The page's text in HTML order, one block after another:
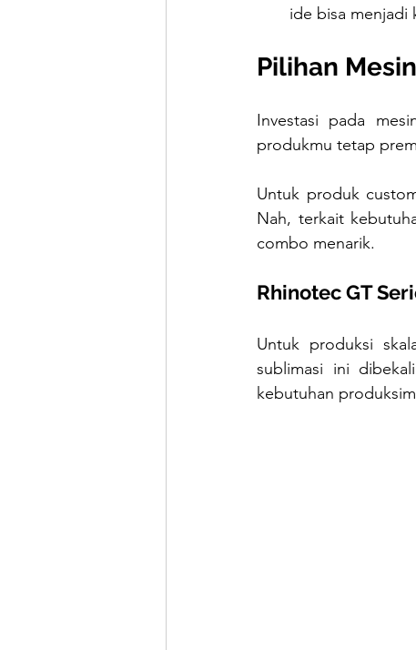
ide bisa menjadi
Pilihan
Investasi pada
produkmu tetap
Untuk produk
Nah, terkait
combo menarik.
Rhinotec GT
Untuk produksi
sublimasi ini
kebutuhan